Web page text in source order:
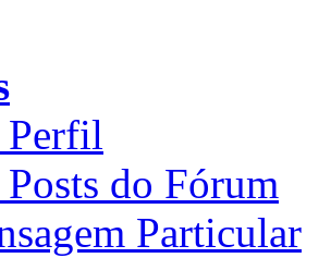
Perfil
do Fórum
Particular